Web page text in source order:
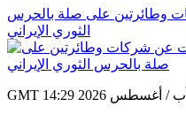
وطائرتين على صلة بالحرس
الثوري الإيراني